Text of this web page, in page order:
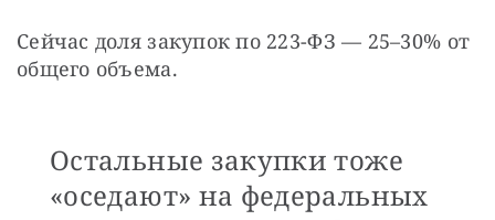
Сейчас доля закупок по 223-ФЗ — 25–30% от
общего объема.
Остальные закупки тоже
«оседают» на федеральных